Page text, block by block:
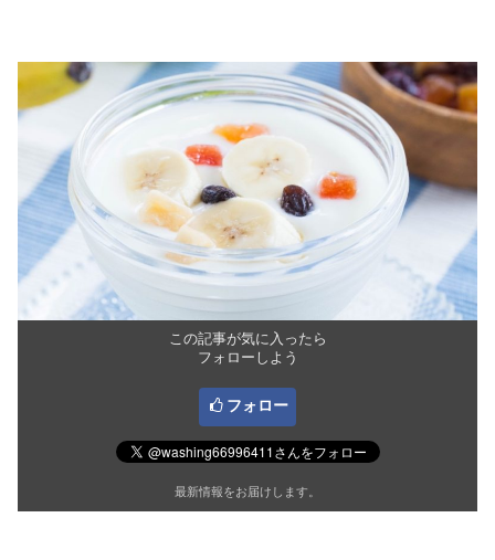
この記事が気に入ったら
フォローしよう
フォロー
最新情報をお届けします。